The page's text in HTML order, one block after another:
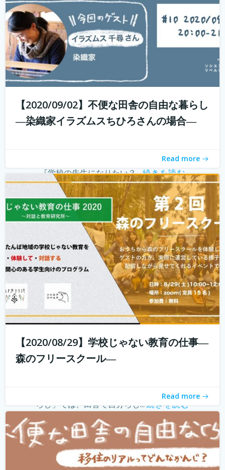
【2020/09/02】不便な田舎の自由な暮らし
―染織家イラズムスちひろさんの場合―
Read more
こんにちは！ 学校じゃない教育の仕事プロジェクトの米田
味がありますか？ 子どもを対象とした仕事をしたいけど、
『学校の先生になりたい？...続きを読む
【2020/08/29】学校じゃない教育の仕事―
森のフリースクール―
Read more
withコロナ時代に入り、オンライン化が加速化すること
で、不便だと思われていた田舎も、不便に感じなくなって
う思う方も多いかもしれません。 「不便な田舎の自由な暮
らし」では、田舎で自分らし... 続きを読む